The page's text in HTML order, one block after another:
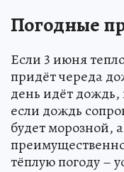
Погодные
Если 3 июня
придёт череда
день идёт
если дождь
будет морозной,
тёплую погоду –